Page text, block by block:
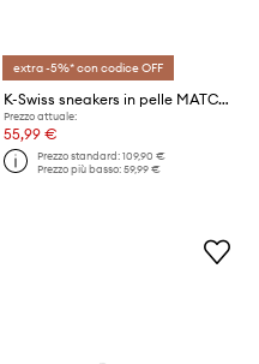
extra -5%* con codice OFF
K-Swiss sneakers in pelle MATCH PRO LTH
Prezzo attuale:
55,99 €
Prezzo standard:109,90 €
Prezzo più basso:59,99 €